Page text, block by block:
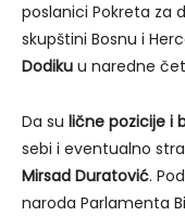
poslanici Pokreta za
skupštini Bosnu i
Dodiku u naredne
Da su lične pozicije i
sebi i eventualno
Mirsad Duratović.
naroda Parlamenta